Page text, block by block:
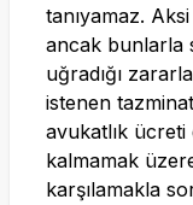
tanıyamaz.
ancak bunlarla
uğradığı
istenen
avukatlık ücreti
kalmamak
karşılamakla